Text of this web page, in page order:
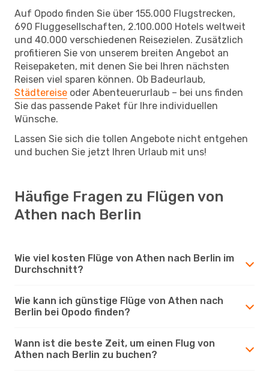
Auf Opodo finden Sie über 155.000 Flugstrecken,
690 Fluggesellschaften, 2.100.000 Hotels weltweit
und 40.000 verschiedenen Reisezielen. Zusätzlich
profitieren Sie von unserem breiten Angebot an
Reisepaketen, mit denen Sie bei Ihren nächsten
Reisen viel sparen können. Ob Badeurlaub,
Städtereise oder Abenteuerurlaub – bei uns finden
Sie das passende Paket für Ihre individuellen
Wünsche.
Lassen Sie sich die tollen Angebote nicht entgehen
und buchen Sie jetzt Ihren Urlaub mit uns!
Häufige Fragen zu Flügen von
Athen nach Berlin
Wie viel kosten Flüge von Athen nach Berlin im
Durchschnitt?
Wie kann ich günstige Flüge von Athen nach
Berlin bei Opodo finden?
Wann ist die beste Zeit, um einen Flug von
Athen nach Berlin zu buchen?